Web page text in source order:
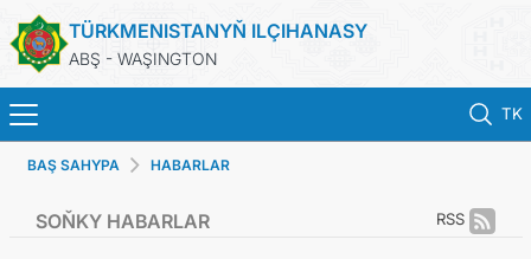
TÜRKMENISTANYŇ ILÇIHANASY
ABŞ - WAŞINGTON
TK
BAŞ SAHYPA
BAŞ SAHYPA HABARLAR
RSS
SOŇKY HABARLAR